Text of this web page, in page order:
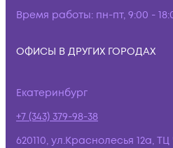
Время работы: пн-пт, 9:00 -
ОФИСЫ В ДРУГИХ ГОРОДАХ
Екатеринбург
+7 (343) 379-98-38
620110, ул.Краснолесья 12а,